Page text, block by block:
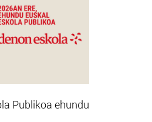
Publikoa ehundu